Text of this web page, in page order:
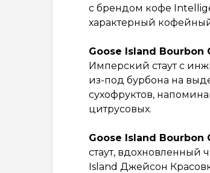
с брендом кофе
характерный
Goose Island Bourbon
Имперский стаут с
из-под бурбона на
сухофруктов,
цитрусовых.
Goose Island Bourbon
стаут, ​​вдохновленный
Island Джейсон